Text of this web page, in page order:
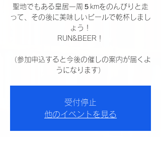
聖地でもある皇居一周５kmをのんびりと走
って、その後に美味しいビールで乾杯しまし
ょう！
RUN&BEER！
（参加申込すると今後の催しの案内が届くよ
うになります）
受付停止
他のイベントを見る